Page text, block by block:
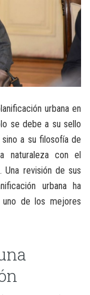
urbana en
se debe a su sello
a su filosofía de
naturaleza con el
revisión de sus
urbana ha
uno de los mejores